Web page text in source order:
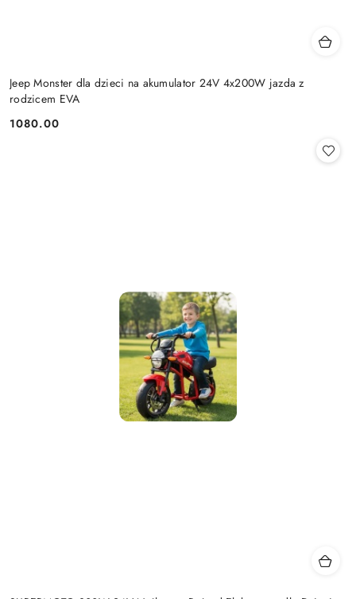
Jeep Monster dla dzieci na akumulator 24V 4x200W jazda z
rodzicem EVA
Cena:
1080.00